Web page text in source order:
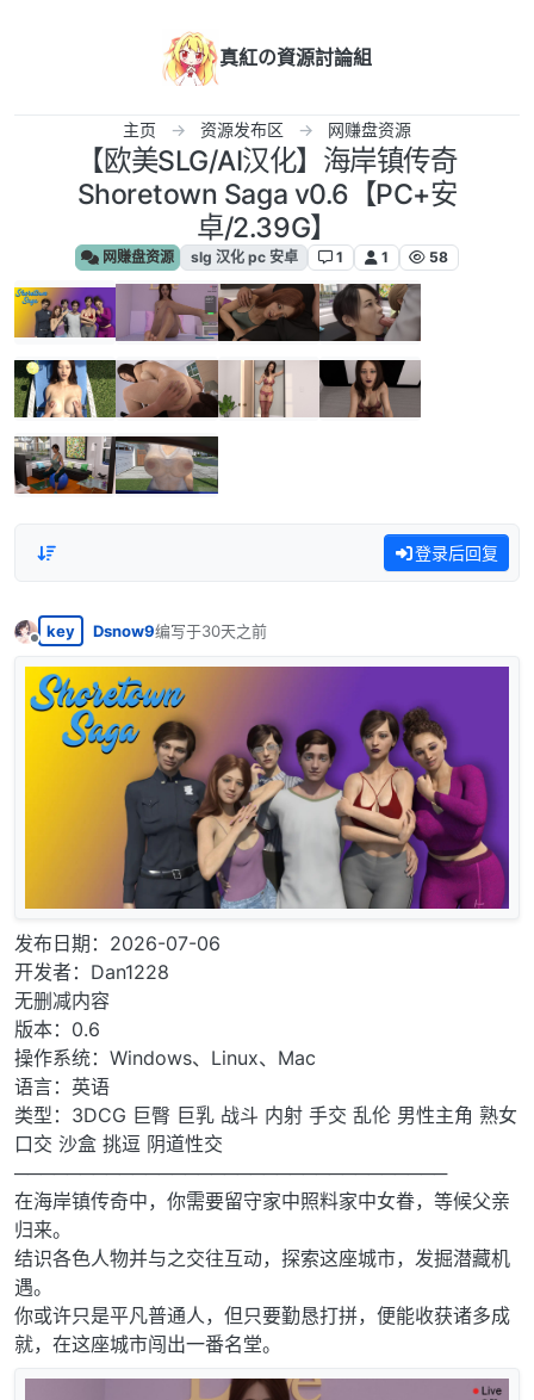
真紅の資源討論組
主页 资源发布区 网赚盘资源
【欧美SLG/AI汉化】海岸镇传奇
Shoretown Saga v0.6【PC+安
卓/2.39G】
网赚盘资源 slg 汉化 pc 安卓 1 1 58
登录后回复
离线
key Dsnow9编写于30天之前
最后由 编辑
发布日期：2026-07-06
开发者：Dan1228
无删减内容
版本：0.6
操作系统：Windows、Linux、Mac
语言：英语
类型：3DCG 巨臀 巨乳 战斗 内射 手交 乱伦 男性主角 熟女
口交 沙盒 挑逗 阴道性交
─────────────────────────────────
在海岸镇传奇中，你需要留守家中照料家中女眷，等候父亲
归来。
结识各色人物并与之交往互动，探索这座城市，发掘潜藏机
遇。
你或许只是平凡普通人，但只要勤恳打拼，便能收获诸多成
就，在这座城市闯出一番名堂。